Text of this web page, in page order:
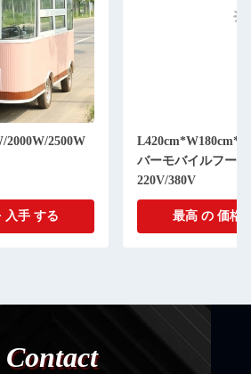
2000W/2500W
入手 する
バーモバイルフー
220V/380V
最高 の 価格
Contact